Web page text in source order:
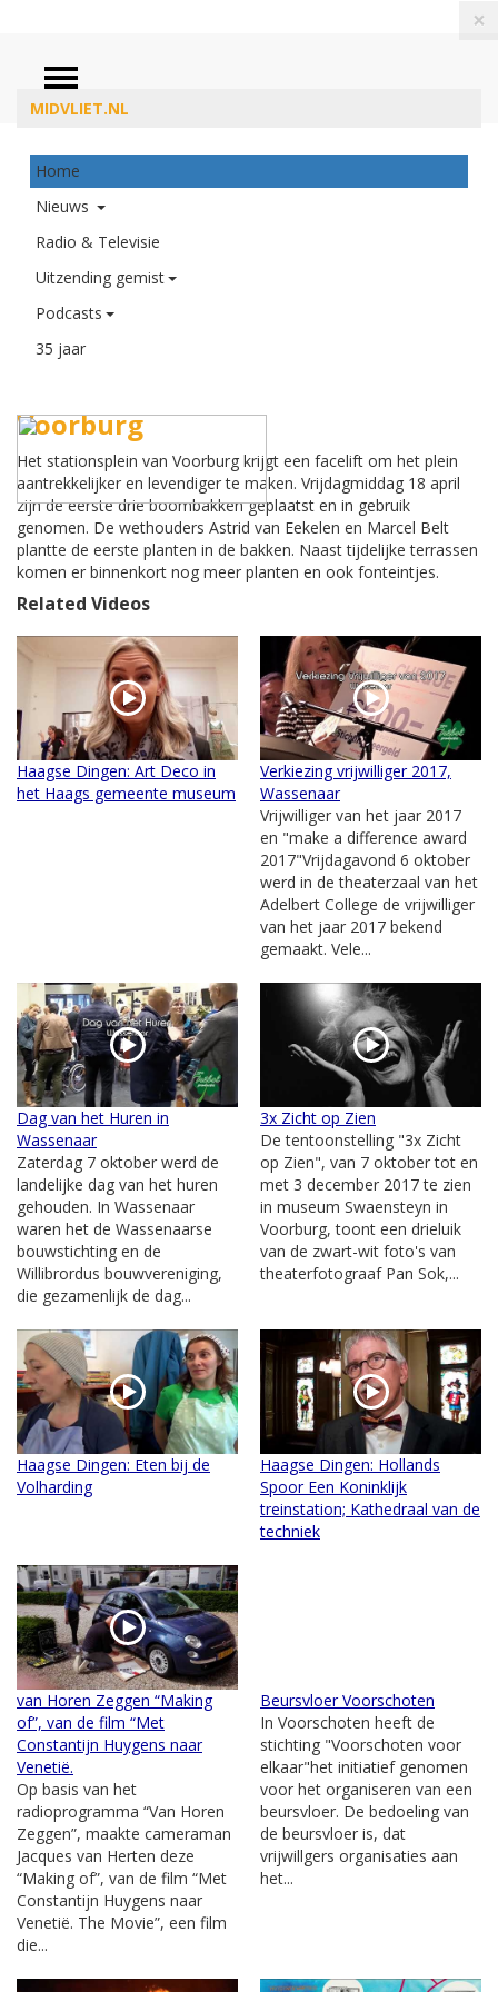
MIDVLIET.NL
×
Home
Nieuws
Radio & Televisie
Uitzending gemist
Podcasts
35 jaar
ZOEKEN
Voorburg
Het stationsplein van Voorburg krijgt een facelift om het plein
aantrekkelijker en levendiger te maken. Vrijdagmiddag 18 april
zijn de eerste drie boombakken geplaatst en in gebruik
genomen. De wethouders Astrid van Eekelen en Marcel Belt
plantte de eerste planten in de bakken. Naast tijdelijke terrassen
komen er binnenkort nog meer planten en ook fonteintjes.
Related Videos
Haagse Dingen: Art Deco in
het Haags gemeente museum
Verkiezing vrijwilliger 2017,
Wassenaar
Vrijwilliger van het jaar 2017
en "make a difference award
2017"Vrijdagavond 6 oktober
werd in de theaterzaal van het
Adelbert College de vrijwilliger
van het jaar 2017 bekend
gemaakt. Vele...
Dag van het Huren in
Wassenaar
Zaterdag 7 oktober werd de
landelijke dag van het huren
gehouden. In Wassenaar
waren het de Wassenaarse
bouwstichting en de
Willibrordus bouwvereniging,
die gezamenlijk de dag...
3x Zicht op Zien
De tentoonstelling "3x Zicht
op Zien", van 7 oktober tot en
met 3 december 2017 te zien
in museum Swaensteyn in
Voorburg, toont een drieluik
van de zwart-wit foto's van
theaterfotograaf Pan Sok,...
Haagse Dingen: Eten bij de
Volharding
Haagse Dingen: Hollands
Spoor Een Koninklijk
treinstation; Kathedraal van de
techniek
van Horen Zeggen “Making
of”, van de film “Met
Constantijn Huygens naar
Venetië.
Op basis van het
radioprogramma “Van Horen
Zeggen”, maakte cameraman
Jacques van Herten deze
“Making of”, van de film “Met
Constantijn Huygens naar
Venetië. The Movie”, een film
die...
Beursvloer Voorschoten
In Voorschoten heeft de
stichting "Voorschoten voor
elkaar"het initiatief genomen
voor het organiseren van een
beursvloer. De bedoeling van
de beursvloer is, dat
vrijwillgers organisaties aan
het...